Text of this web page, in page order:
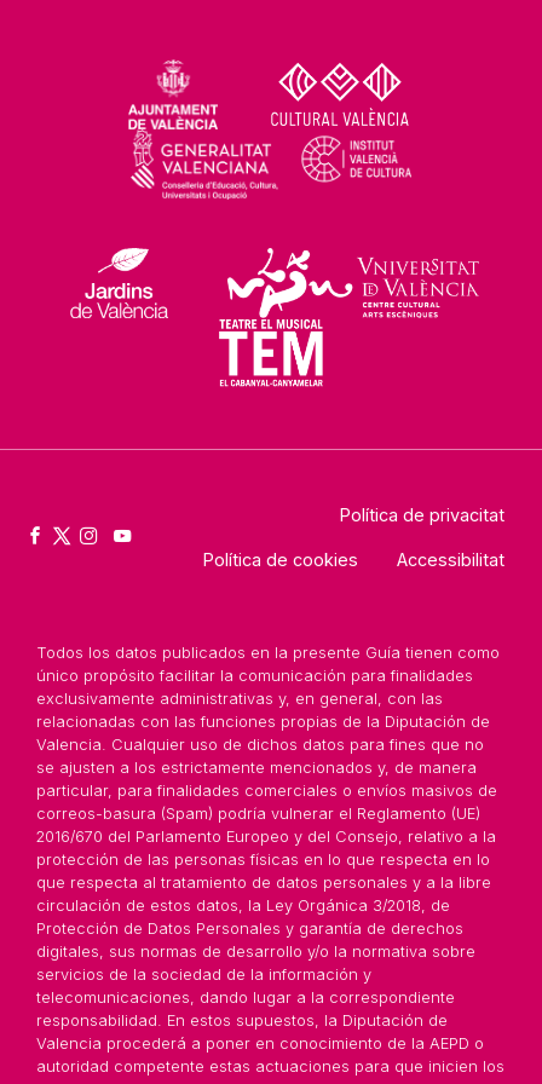
Política de privacitat
Política de cookies Accessibilitat
Todos los datos publicados en la presente Guía tienen como
único propósito facilitar la comunicación para finalidades
exclusivamente administrativas y, en general, con las
relacionadas con las funciones propias de la Diputación de
Valencia. Cualquier uso de dichos datos para fines que no
se ajusten a los estrictamente mencionados y, de manera
particular, para finalidades comerciales o envíos masivos de
correos-basura (Spam) podría vulnerar el Reglamento (UE)
2016/670 del Parlamento Europeo y del Consejo, relativo a la
protección de las personas físicas en lo que respecta en lo
que respecta al tratamiento de datos personales y a la libre
circulación de estos datos, la Ley Orgánica 3/2018, de
Protección de Datos Personales y garantía de derechos
digitales, sus normas de desarrollo y/o la normativa sobre
servicios de la sociedad de la información y
telecomunicaciones, dando lugar a la correspondiente
responsabilidad. En estos supuestos, la Diputación de
Valencia procederá a poner en conocimiento de la AEPD o
autoridad competente estas actuaciones para que inicien los